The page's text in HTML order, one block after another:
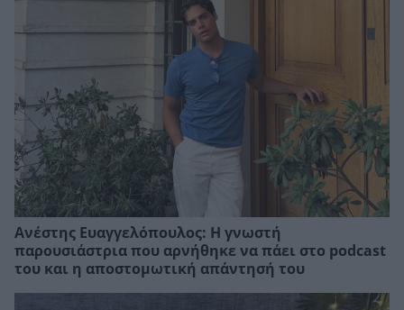
Ανέστης Ευαγγελόπουλος: Η γνωστή
παρουσιάστρια που αρνήθηκε να πάει στο podcast
του και η αποστομωτική απάντησή του